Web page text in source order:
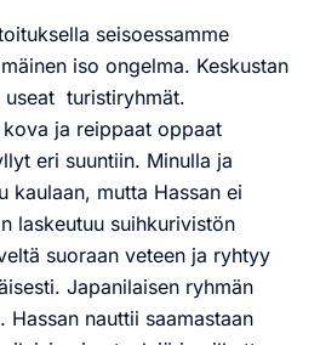
seisoessamme
iso ongelma. Keskustan
useat turistiryhmät.
ja reippaat oppaat
eri suuntiin. Minulla ja
kaulaan, mutta Hassan ei
laskeutuu suihkurivistön
suoraan veteen ja ryhtyy
Japanilaisen ryhmän
Hassan nauttii saamastaan